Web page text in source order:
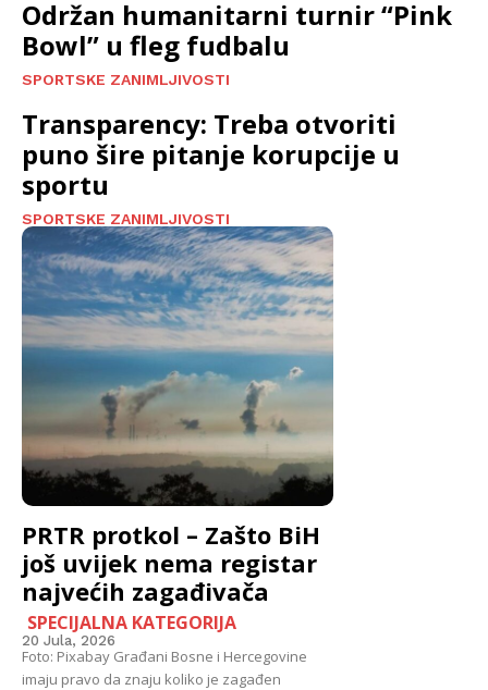
Održan humanitarni turnir “Pink
Bowl” u fleg fudbalu
SPORTSKE ZANIMLJIVOSTI
Transparency: Treba otvoriti
puno šire pitanje korupcije u
sportu
SPORTSKE ZANIMLJIVOSTI
PRTR protkol – Zašto BiH
još uvijek nema registar
najvećih zagađivača
SPECIJALNA KATEGORIJA
20 Jula, 2026
Foto: Pixabay Građani Bosne i Hercegovine
imaju pravo da znaju koliko je zagađen